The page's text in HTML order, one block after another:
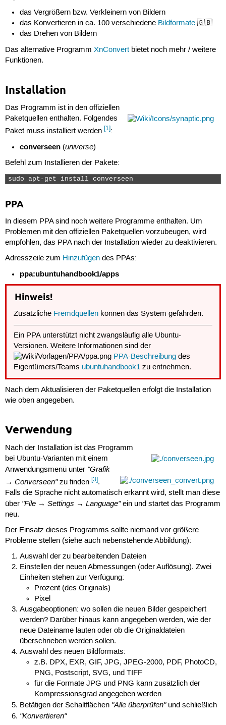
das Vergrößern bzw. Verkleinern von Bildern
das Konvertieren in ca. 100 verschiedene Bildformate 🇬🇧
das Drehen von Bildern
Das alternative Programm XnConvertbietet noch mehr / weitere
Funktionen.
Installation
Das Programm ist in den offiziellen
Paketquellen enthalten. Folgendes
Paket muss installiert werden [1]:
converseen (universe)
Befehl zum Installieren der Pakete:
sudo apt-get install converseen
PPA
In diesem PPA sind noch weitere Programme enthalten. Um
Problemen mit den offiziellen Paketquellen vorzubeugen, wird
empfohlen, das PPA nach der Installation wieder zu deaktivieren.
Adresszeile zum Hinzufügendes PPAs:
ppa:ubuntuhandbook1/apps
Hinweis!
Zusätzliche Fremdquellen können das System gefährden.
Ein PPA unterstützt nicht zwangsläufig alle Ubuntu-
Versionen. Weitere Informationen sind der
PPA-Beschreibung des
Eigentümers/Teams ubuntuhandbook1 zu entnehmen.
Nach dem Aktualisieren der Paketquellen erfolgt die Installation
wie oben angegeben.
Verwendung
Nach der Installation ist das Programm
bei Ubuntu-Varianten mit einem
Anwendungsmenü unter "Grafik
→ Converseen"zu finden [3].
Falls die Sprache nicht automatisch erkannt wird, stellt man diese
über "File → Settings → Language"ein und startet das Programm
neu.
Der Einsatz dieses Programms sollte niemand vor größere
Probleme stellen (siehe auch nebenstehende Abbildung):
Auswahl der zu bearbeitenden Dateien
Einstellen der neuen Abmessungen (oder Auflösung). Zwei
Einheiten stehen zur Verfügung:
Prozent (des Originals)
Pixel
Ausgabeoptionen: wo sollen die neuen Bilder gespeichert
werden? Darüber hinaus kann angegeben werden, wie der
neue Dateiname lauten oder ob die Originaldateien
überschrieben werden sollen.
Auswahl des neuen Bildformats:
z.B. DPX, EXR, GIF, JPG, JPEG-2000, PDF, PhotoCD,
PNG, Postscript, SVG, und TIFF
für die Formate JPG und PNG kann zusätzlich der
Kompressionsgrad angegeben werden
Betätigen der Schaltflächen "Alle überprüfen"und schließlich
"Konvertieren"